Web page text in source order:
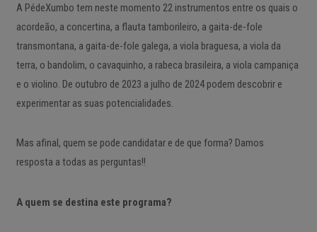
A PédeXumbo tem neste momento 22 instrumentos entre os quais o
acordeão, a concertina, a flauta tamborileiro, a gaita-de-fole
transmontana, a gaita-de-fole galega, a viola braguesa, a viola da
terra, o bandolim, o cavaquinho, a rabeca brasileira, a viola campaniça
e o violino. De outubro de 2023 a julho de 2024 podem descobrir e
experimentar as suas potencialidades.
Mas afinal, quem se pode candidatar e de que forma? Damos
resposta a todas as perguntas!!
A quem se destina este programa?